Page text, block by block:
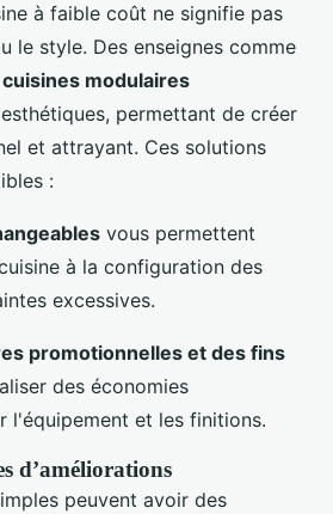
à faible coût ne signifie pas
le style. Des enseignes comme
cuisines modulaires
permettant de créer
et attrayant. Ces solutions
:
vous permettent
à la configuration des
excessives.
promotionnelles et des fins
des économies
l'équipement et les finitions.
d’améliorations
peuvent avoir des